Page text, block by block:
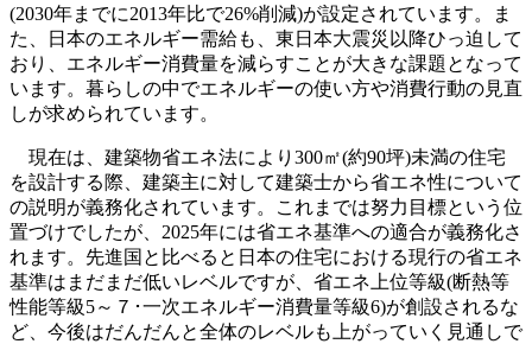
(2030年までに2013年比で26%削減)が設定されています。ま
た、日本のエネルギー需給も、東日本大震災以降ひっ迫して
おり、エネルギー消費量を減らすことが大きな課題となって
います。暮らしの中でエネルギーの使い方や消費行動の見直
しが求められています。
現在は、建築物省エネ法により300㎡(約90坪)未満の住宅
を設計する際、建築主に対して建築士から省エネ性について
の説明が義務化されています。これまでは努力目標という位
置づけでしたが、2025年には省エネ基準への適合が義務化さ
れます。先進国と比べると日本の住宅における現行の省エネ
基準はまだまだ低いレベルですが、省エネ上位等級(断熱等
性能等級5～７･一次エネルギー消費量等級6)が創設されるな
ど、今後はだんだんと全体のレベルも上がっていく見通しで